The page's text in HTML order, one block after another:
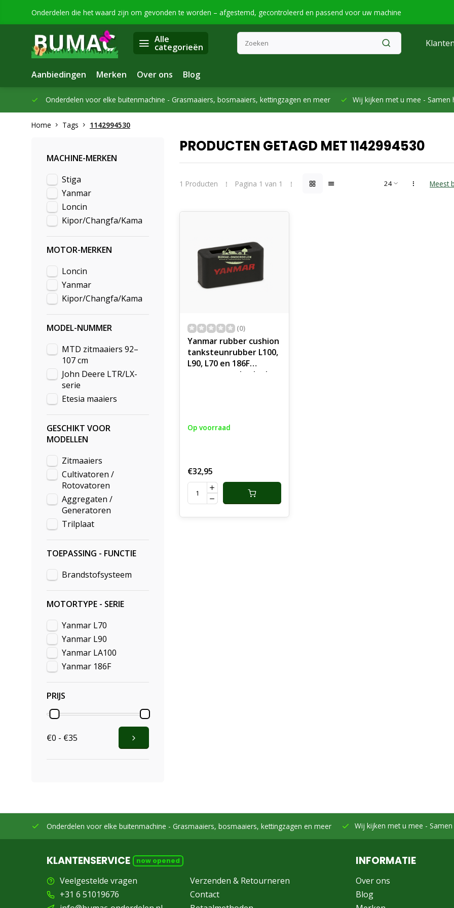
Onderdelen die het waard zijn om gevonden te worden – afgestemd, gecontroleerd en passend voor uw machine
Alle
categorieën
Aanbiedingen Merken Over ons Blog
Onderdelen voor elke buitenmachine - Grasmaaiers, bosmaaiers, kettingzagen en meer Wij kijken met u mee - Samen
Home Tags 1142994530
MACHINE-MERKEN
Stiga
Yanmar
Loncin
Kipor/Changfa/Kama
MOTOR-MERKEN
Loncin
Yanmar
Kipor/Changfa/Kama
MODEL-NUMMER
MTD zitmaaiers 92–
107 cm
John Deere LTR/LX-
serie
Etesia maaiers
GESCHIKT VOOR
MODELLEN
Zitmaaiers
Cultivatoren /
Rotovatoren
Aggregaten /
Generatoren
Trilplaat
TOEPASSING - FUNCTIE
Brandstofsysteem
MOTORTYPE - SERIE
Yanmar L70
Yanmar L90
Yanmar LA100
Yanmar 186F
PRIJS
€0 - €35
PRODUCTEN GETAGD MET 1142994530
1 Producten Pagina 1 van 1 Meest
(0)
Yanmar rubber cushion
tanksteunrubber L100,
L90, L70 en 186F
motoren, onderdeel
Op voorraad
€32,95
Onderdelen voor elke buitenmachine - Grasmaaiers, bosmaaiers, kettingzagen en meer Wij kijken met u mee -
KLANTENSERVICE now opened
Veelgestelde vragen
+31 6 51019676
Verzenden & Retourneren
Contact
INFORMATIE
Over ons
Blog